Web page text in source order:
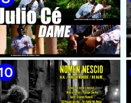
🟡 Silvio Rodríguez - ¨El
Mayor¨ 📺 Videoclip - 🎬
Director: Ángel Alderete -
Videoclip de la película de
ficción ¨EL MAYOR¨ inspirada
en la vida del Mayor General
Ignacio Agramonte y Loynaz /